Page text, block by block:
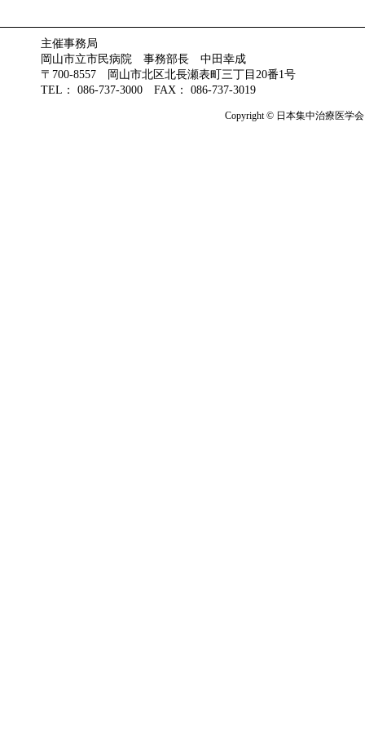
主催事務局
岡山市立市民病院 事務部長 中田幸成
〒700-8557 岡山市北区北長瀬表町三丁目20番1号
TEL： 086-737-3000 FAX： 086-737-3019
Copyright © 日本集中治療医学